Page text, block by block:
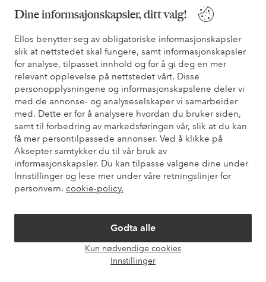
Dine informsajonskapsler, ditt valg!
Ellos benytter seg av obligatoriske informasjonskapsler
slik at nettstedet skal fungere, samt informasjonskapsler
for analyse, tilpasset innhold og for å gi deg en mer
relevant opplevelse på nettstedet vårt. Disse
personopplysningene og informasjonskapslene deler vi
med de annonse- og analyseselskaper vi samarbeider
med. Dette er for å analysere hvordan du bruker siden,
samt til forbedring av markedsføringen vår, slik at du kan
få mer persontilpassede annonser. Ved å klikke på
Aksepter samtykker du til vår bruk av
informasjonskapsler. Du kan tilpasse valgene dine under
Innstillinger og lese mer under våre retningslinjer for
personvern. cookie-policy.
Godta alle
Kun nødvendige cookies
Innstillinger
Trenger du hjelp?
Du finner svar på de vanligste spørsmålene i vår FAQ. Du finner
også informasjon om hvordan du kan kontakte oss.
Kundeservice Betalingsmåte
Mine sider
Om Ellos